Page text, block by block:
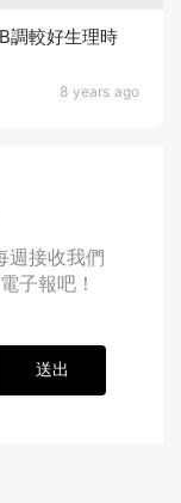
8 years ago
調較好生理時
週接收我們
子報吧！
送出